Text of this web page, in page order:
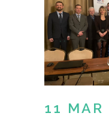
11 MAR